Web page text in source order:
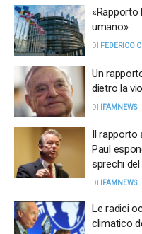
«Rapporto
umano»
DI FEDERICO
Un
dietro la
DI IFAMNEWS
Il rapporto
Paul
sprechi
DI IFAMNEWS
Le radici
climatico